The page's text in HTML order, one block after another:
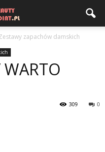
zapachów damskich
WARTO
0
309